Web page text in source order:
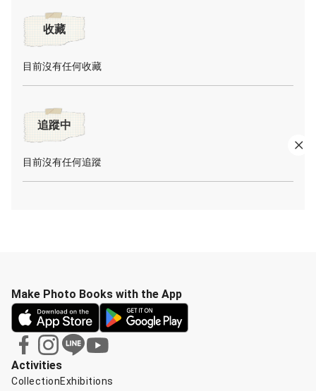
收藏
目前沒有任何收藏
追蹤中
目前沒有任何追蹤
Activities
CollectionExhibitions
Make Photo Books with the App